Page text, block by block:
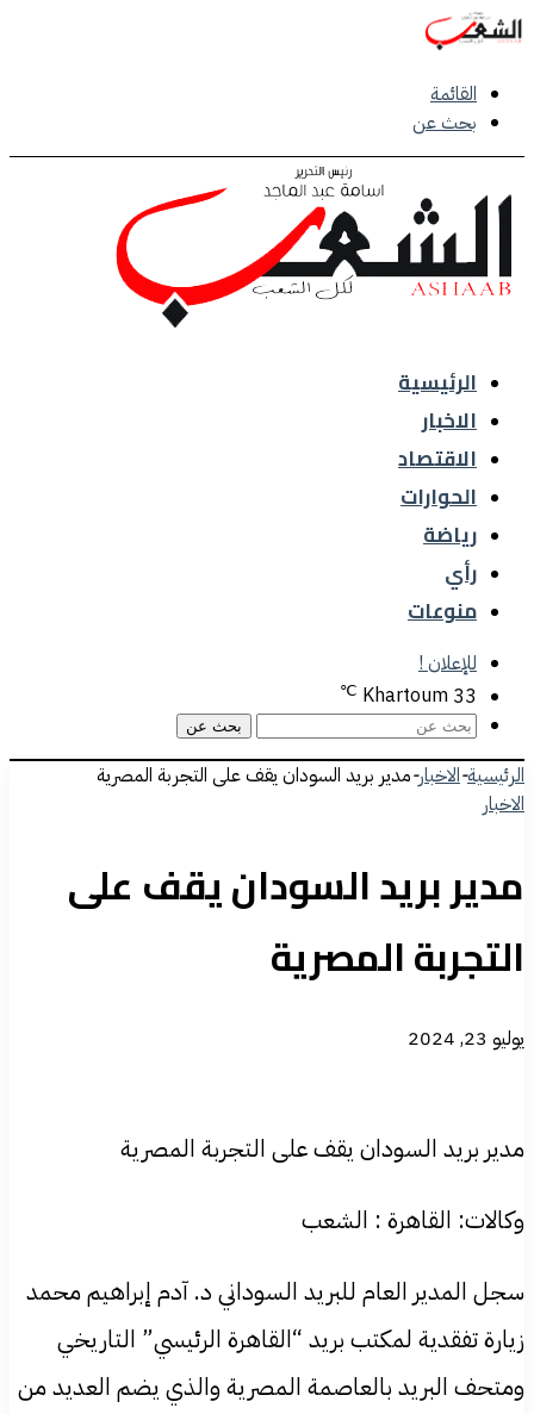
القائمة
بحث عن
الرئيسية
الاخبار
الاقتصاد
الحوارات
رياضة
رأي
منوعات
للإعلان !
Khartoum 33
℃
بحث عن
الرئيسية-الاخبار-مدير بريد السودان يقف على التجربة المصرية
الاخبار
مدير بريد السودان يقف على
التجربة المصرية
يوليو 23, 2024
مدير بريد السودان يقف على التجربة المصرية
وكالات: القاهرة : الشعب
سجل المدير العام للبريد السوداني د. آدم إبراهيم محمد
زيارة تفقدية لمكتب بريد “القاهرة الرئيسي” التاريخي
ومتحف البريد بالعاصمة المصرية والذي يضم العديد من